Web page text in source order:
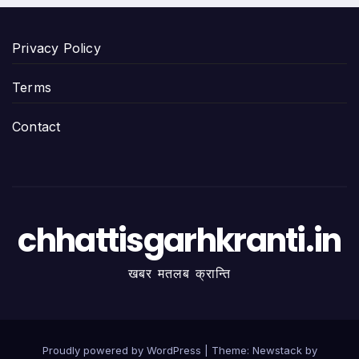
Privacy Policy
Terms
Contact
chhattisgarhkranti.in
खबर मतलब क्रान्ति
Proudly powered by WordPress Theme: Newstackby